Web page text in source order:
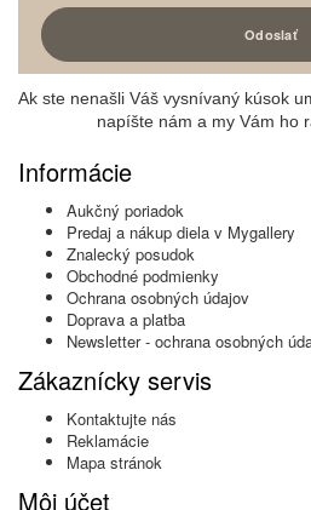
Ak ste nenašli Váš vysnívaný kúsok
napíšte nám a my Vám ho
Informácie
Aukčný poriadok
Predaj a nákup diela v Mygallery
Znalecký posudok
Obchodné podmienky
Ochrana osobných údajov
Doprava a platba
Newsletter - ochrana osobných
Zákaznícky servis
Kontaktujte nás
Reklamácie
Mapa stránok
Môj účet